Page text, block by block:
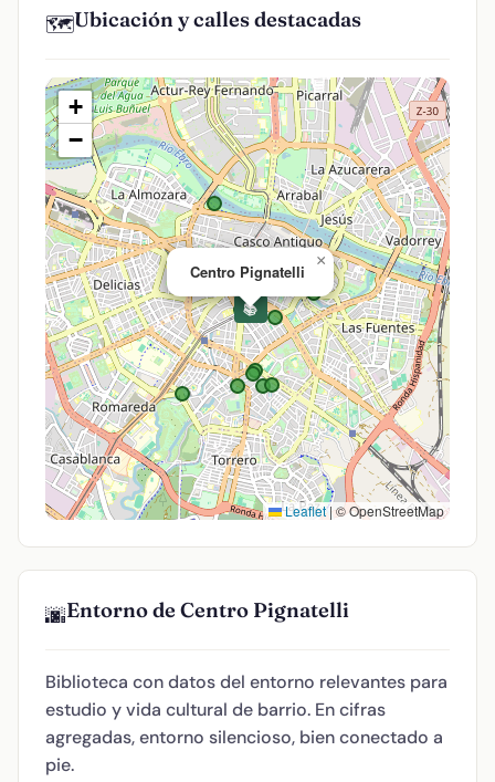
🗺️Ubicación y calles destacadas
📚
Centro Pignatelli
×
+
−
Leaflet |© OpenStreetMap
🌆Entorno de Centro Pignatelli
Biblioteca con datos del entorno relevantes para
estudio y vida cultural de barrio. En cifras
agregadas, entorno silencioso, bien conectado a
pie.